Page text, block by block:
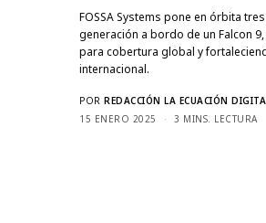
FOSSA Systems pone en órbita
generación a bordo de un Falcon
para cobertura global y
internacional.
POR REDACCIÓN LA ECUACIÓN
15 ENERO 2025
3 MINS. LECTURA